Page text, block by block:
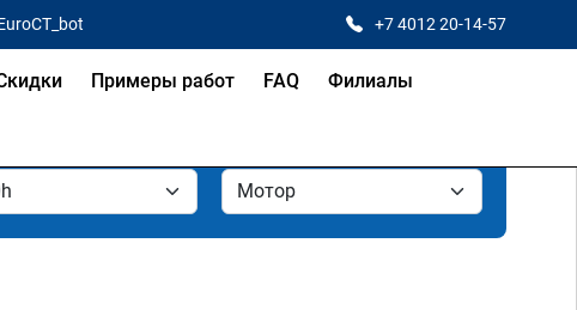
+7 4012 20-14-57
Примеры работ FAQ Филиалы